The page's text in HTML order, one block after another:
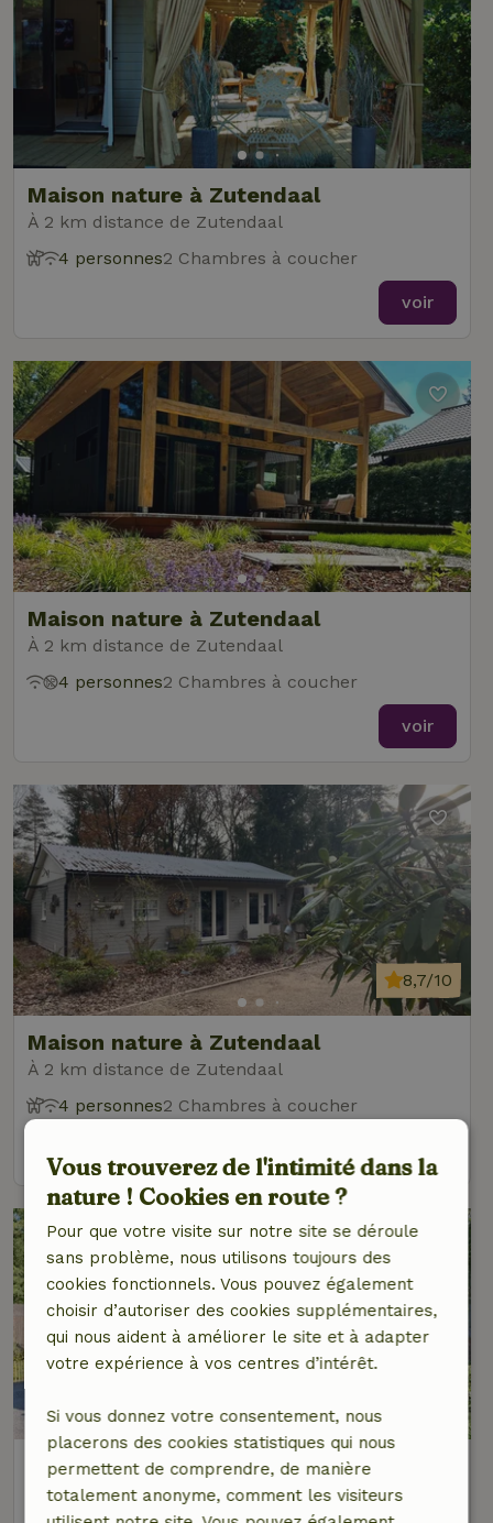
Maison nature à Zutendaal
À 2 km distance de Zutendaal
4 personnes2 Chambres à coucher
voir
Maison nature à Zutendaal
À 2 km distance de Zutendaal
4 personnes2 Chambres à coucher
voir
Maison nature à Zutendaal
À 2 km distance de Zutendaal
8,7/10
4 personnes2 Chambres à coucher
Maison nature à Zutendaal
À 2 km distance de Zutendaal
Vous trouverez de l'intimité dans la
nature ! Cookies en route ?
Pour que votre visite sur notre site se déroule
sans problème, nous utilisons toujours des
cookies fonctionnels. Vous pouvez également
choisir d’autoriser des cookies supplémentaires,
qui nous aident à améliorer le site et à adapter
votre expérience à vos centres d’intérêt.
Si vous donnez votre consentement, nous
placerons des cookies statistiques qui nous
permettent de comprendre, de manière
totalement anonyme, comment les visiteurs